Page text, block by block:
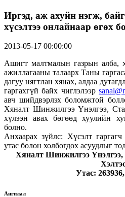
Иргэд, аж ахуйн нэгж,
хүсэлтээ онлайнаар өгөх
2013-05-17 00:00:00
Ашигт малтмалын газрын алба,
ажиллагааны талаарх Таны
дагуу нягтлан хянах, алдаа
гаргахгүй байх чиглэлээр
авч шийдвэрлэх боломжтой
Хяналт Шинжилгээ Үнэлгээ,
хүлээн авах бөгөөд хуулийн
болно.
Анхаарах зүйлс: Хүсэлт
утас болон холбогдох асуудлыг
Хяналт Шинжилгээ Үнэлгээ,
Утас:
Ангилал